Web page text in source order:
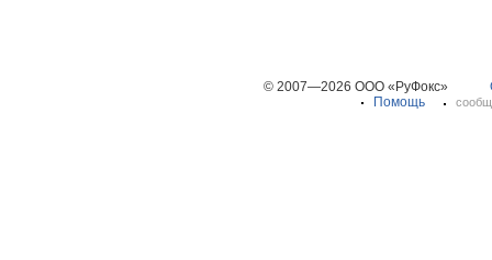
© 2007—2026 ООО «РуФокс»
Помощь